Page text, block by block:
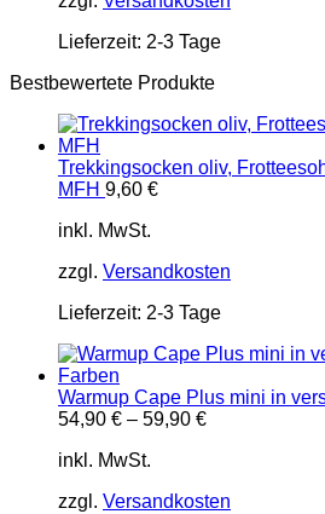
Lieferzeit: 2-3 Tage
Bestbewertete Produkte
Trekkingsocken oliv,
MFH 9,60 €
inkl. MwSt.
zzgl. Versandkosten
Lieferzeit: 2-3 Tage
Warmup Cape Plus mini in
54,90 € – 59,90 €
inkl. MwSt.
zzgl. Versandkosten